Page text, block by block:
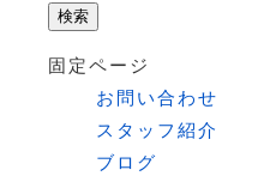
固定ページ
お問い合わせ
スタッフ紹介
ブログ